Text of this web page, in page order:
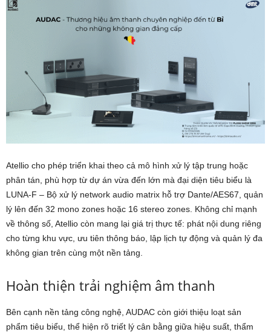
Atellio cho phép triển khai theo cả mô hình xử lý tập trung hoặc
phân tán, phù hợp từ dự án vừa đến lớn mà đại diện tiêu biểu là
LUNA-F – Bộ xử lý network audio matrix hỗ trợ Dante/AES67, quản
lý lên đến 32 mono zones hoặc 16 stereo zones. Không chỉ mạnh
về thông số, Atellio còn mang lại giá trị thực tế: phát nội dung riêng
cho từng khu vực, ưu tiên thông báo, lập lịch tự động và quản lý đa
không gian trên cùng một nền tảng.
Hoàn thiện trải nghiệm âm thanh
Bên cạnh nền tảng công nghệ, AUDAC còn giới thiệu loạt sản
phẩm tiêu biểu, thể hiện rõ triết lý cân bằng giữa hiệu suất, thẩm